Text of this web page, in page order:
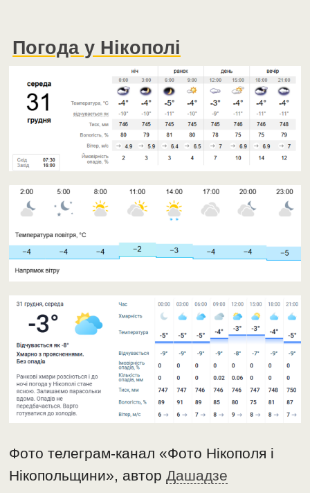
Погода у Нікополі
Фото телеграм-канал «Фото Нікополя і
Нікопольщини», авторДашадзе